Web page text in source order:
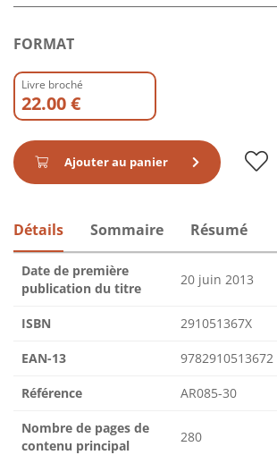
FORMAT
Livre broché
22.00 €
Ajouter au panier
Détails Sommaire Résumé
Date de première
publication du titre
20 juin 2013
ISBN 291051367X
EAN-13 9782910513672
Référence AR085-30
Nombre de pages de
contenu principal
280